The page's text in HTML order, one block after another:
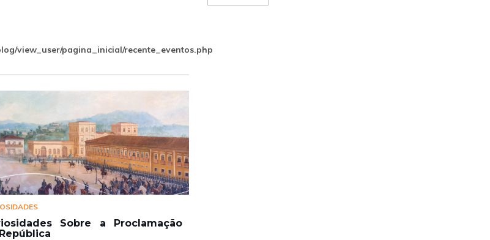
view_user/pagina_inicial/recente_eventos.php
Sobre a Proclamação